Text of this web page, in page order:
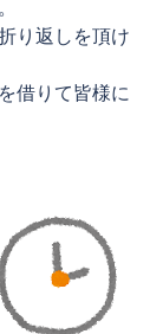
り返しを頂け
借りて皆様に